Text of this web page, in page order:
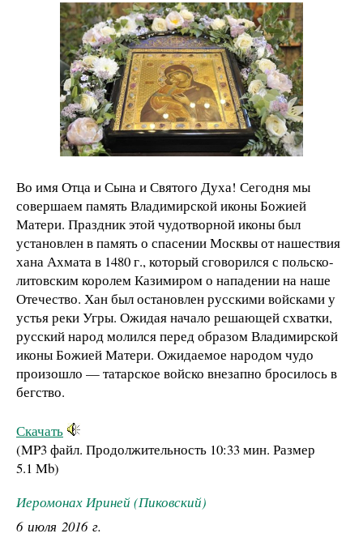
Во имя Отца и Сына и Святого Духа! Сегодня мы
совершаем память Владимирской иконы Божией
Матери. Праздник этой чудотворной иконы был
установлен в память о спасении Москвы от нашествия
хана Ахмата в 1480 г., который сговорился с польско-
литовским королем Казимиром о нападении на наше
Отечество. Хан был остановлен русскими войсками у
устья реки Угры. Ожидая начало решающей схватки,
русский народ молился перед образом Владимирской
иконы Божией Матери. Ожидаемое народом чудо
произошло — татарское войско внезапно бросилось в
бегство.
Скачать
(MP3 файл. Продолжительность 10:33 мин. Размер
5.1 Mb)
Иеромонах Ириней (Пиковский)
6 июля 2016 г.